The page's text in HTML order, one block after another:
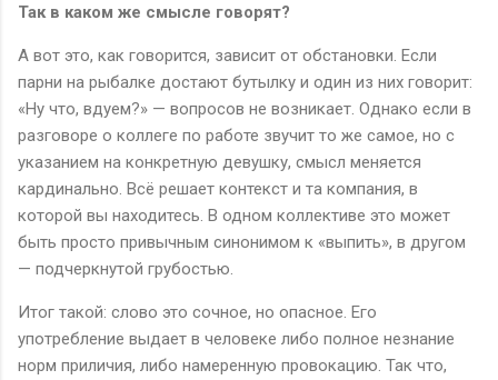
Так в каком же смысле говорят?
А вот это, как говорится, зависит от обстановки. Если
парни на рыбалке достают бутылку и один из них говорит:
«Ну что, вдуем?» — вопросов не возникает. Однако если в
разговоре о коллеге по работе звучит то же самое, но с
указанием на конкретную девушку, смысл меняется
кардинально. Всё решает контекст и та компания, в
которой вы находитесь. В одном коллективе это может
быть просто привычным синонимом к «выпить», в другом
— подчеркнутой грубостью.
Итог такой: слово это сочное, но опасное. Его
употребление выдает в человеке либо полное незнание
норм приличия, либо намеренную провокацию. Так что,